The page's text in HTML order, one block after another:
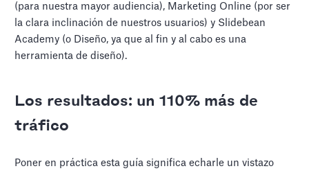
(para nuestra mayor audiencia), Marketing Online (por ser
la clara inclinación de nuestros usuarios) y Slidebean
Academy (o Diseño, ya que al fin y al cabo es una
herramienta de diseño).
Los resultados: un 110% más de
tráfico
Poner en práctica esta guía significa echarle un vistazo